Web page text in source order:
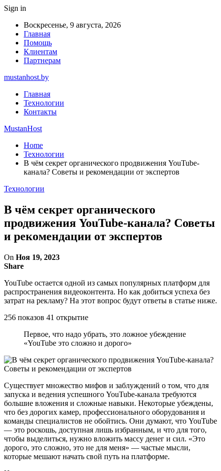
Sign in
Воскресенье, 9 августа, 2026
Главная
Помощь
Клиентам
Партнерам
mustanhost.by
Главная
Технологии
Контакты
MustanHost
Home
Технологии
В чём секрет органического продвижения YouTube-
канала? Советы и рекомендации от экспертов
Технологии
В чём секрет органического
продвижения YouTube-канала? Советы
и рекомендации от экспертов
On Ноя 19, 2023
Share
YouTube остается одной из самых популярных платформ для
распространения видеоконтента. Но как добиться успеха без
затрат на рекламу? На этот вопрос будут ответы в статье ниже.
256 показов 41 открытие
Первое, что надо убрать, это ложное убеждение
«YouTube это сложно и дорого»
Существует множество мифов и заблуждений о том, что для
запуска и ведения успешного YouTube-канала требуются
большие вложения и сложные навыки. Некоторые убеждены,
что без дорогих камер, профессионального оборудования и
команды специалистов не обойтись. Они думают, что YouTube
— это роскошь, доступная лишь избранным, и что для того,
чтобы выделиться, нужно вложить массу денег и сил. «Это
дорого, это сложно, это не для меня» — частые мысли,
которые мешают начать свой путь на платформе.